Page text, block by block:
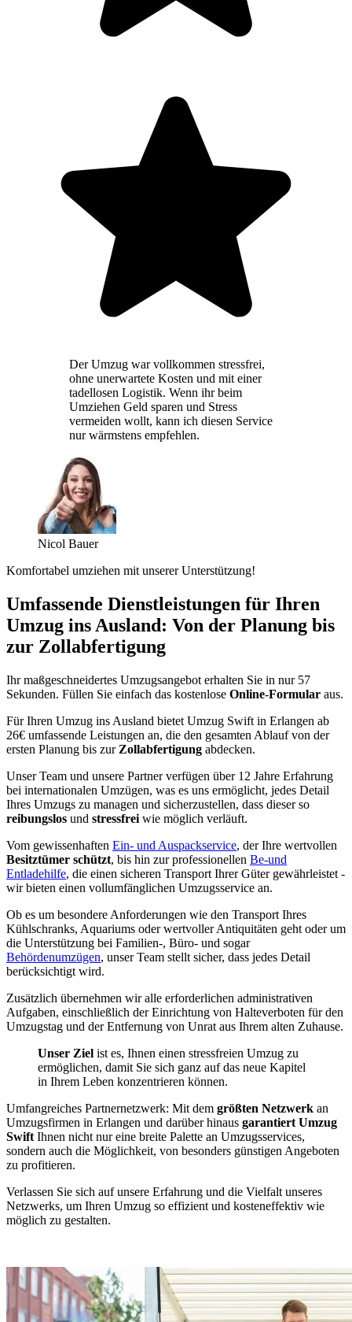
Der Umzug war vollkommen stressfrei,
ohne unerwartete Kosten und mit einer
tadellosen Logistik. Wenn ihr beim
Umziehen Geld sparen und Stress
vermeiden wollt, kann ich diesen Service
nur wärmstens empfehlen.
Nicol Bauer
Komfortabel umziehen mit unserer Unterstützung!
Umfassende Dienstleistungen für Ihren
Umzug ins Ausland: Von der Planung bis
zur Zollabfertigung
Ihr maßgeschneidertes Umzugsangebot erhalten Sie in nur 57
Sekunden. Füllen Sie einfach das kostenlose Online-Formular aus.
Für Ihren Umzug ins Ausland bietet Umzug Swift in Erlangen ab
26€ umfassende Leistungen an, die den gesamten Ablauf von der
ersten Planung bis zur Zollabfertigung abdecken.
Unser Team und unsere Partner verfügen über 12 Jahre Erfahrung
bei internationalen Umzügen, was es uns ermöglicht, jedes Detail
Ihres Umzugs zu managen und sicherzustellen, dass dieser so
reibungslos und stressfrei wie möglich verläuft.
Vom gewissenhaften Ein- und Auspackservice, der Ihre wertvollen
Besitztümer schützt, bis hin zur professionellen Be-und
Entladehilfe, die einen sicheren Transport Ihrer Güter gewährleistet -
wir bieten einen vollumfänglichen Umzugsservice an.
Ob es um besondere Anforderungen wie den Transport Ihres
Kühlschranks, Aquariums oder wertvoller Antiquitäten geht oder um
die Unterstützung bei Familien-, Büro- und sogar
Behördenumzügen, unser Team stellt sicher, dass jedes Detail
berücksichtigt wird.
Zusätzlich übernehmen wir alle erforderlichen administrativen
Aufgaben, einschließlich der Einrichtung von Halteverboten für den
Umzugstag und der Entfernung von Unrat aus Ihrem alten Zuhause.
Unser Ziel ist es, Ihnen einen stressfreien Umzug zu
ermöglichen, damit Sie sich ganz auf das neue Kapitel
in Ihrem Leben konzentrieren können.
Umfangreiches Partnernetzwerk: Mit dem größten Netzwerk an
Umzugsfirmen in Erlangen und darüber hinaus garantiert Umzug
Swift Ihnen nicht nur eine breite Palette an Umzugsservices,
sondern auch die Möglichkeit, von besonders günstigen Angeboten
zu profitieren.
Verlassen Sie sich auf unsere Erfahrung und die Vielfalt unseres
Netzwerks, um Ihren Umzug so effizient und kosteneffektiv wie
möglich zu gestalten.